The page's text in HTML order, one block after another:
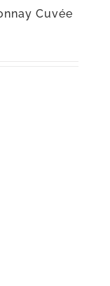
Cuvée